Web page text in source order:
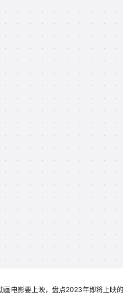
画电影要上映，盘点2023年即将上映